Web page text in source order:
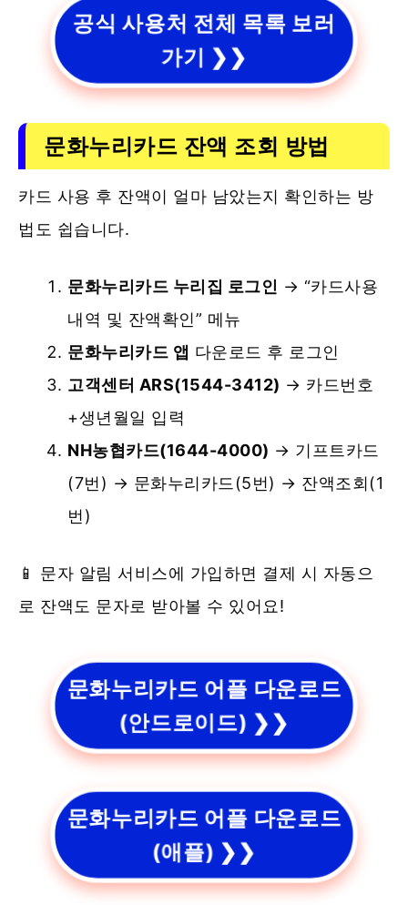
공식 사용처 전체 목록 보러
가기 ❯❯
문화누리카드 잔액 조회 방법
카드 사용 후 잔액이 얼마 남았는지 확인하는 방
법도 쉽습니다.
문화누리카드 누리집 로그인 → “카드사용
내역 및 잔액확인” 메뉴
문화누리카드 앱 다운로드 후 로그인
고객센터 ARS(1544-3412) → 카드번호
+생년월일 입력
NH농협카드(1644-4000) → 기프트카드
(7번) → 문화누리카드(5번) → 잔액조회(1
번)
📱 문자 알림 서비스에 가입하면 결제 시 자동으
로 잔액도 문자로 받아볼 수 있어요!
문화누리카드 어플 다운로드
(안드로이드) ❯❯
문화누리카드 어플 다운로드
(애플) ❯❯